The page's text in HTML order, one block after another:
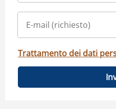
Trattamento dei dati